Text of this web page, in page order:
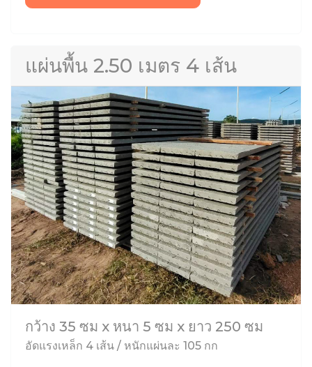
แผ่นพื้น 2.50 เมตร 4 เส้น
กว้าง 35 ซม x หนา 5 ซม x ยาว 250 ซม
อัดแรงเหล็ก 4 เส้น / หนักแผ่นละ 105 กก